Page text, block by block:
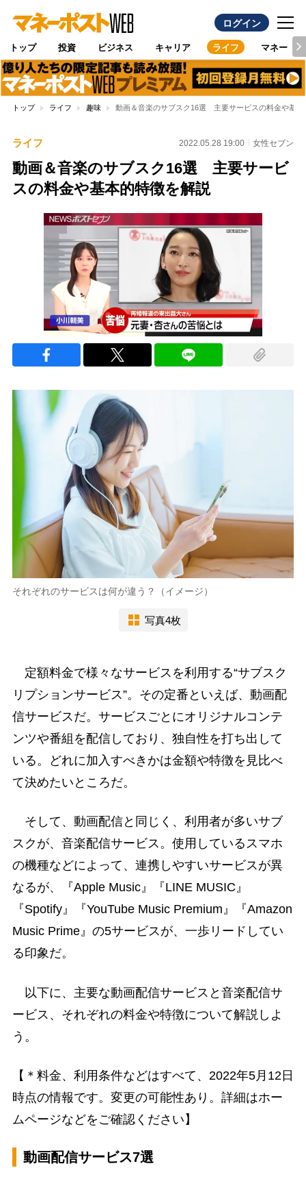
ログイン
トップ 投資 ビジネス キャリア ライフ マネー
トップ ライフ 趣味 動画＆音楽のサブスク16選 主要サービスの料金や基本
ライフ 2022.05.28 19:00 女性セブン
動画＆音楽のサブスク16選 主要サービ
スの料金や基本的特徴を解説
それぞれのサービスは何が違う？（イメージ）
写真4枚
定額料金で様々なサービスを利用する“サブスク
リプションサービス”。その定番といえば、動画配
信サービスだ。サービスごとにオリジナルコンテ
ンツや番組を配信しており、独自性を打ち出して
いる。どれに加入すべきかは金額や特徴を見比べ
て決めたいところだ。
そして、動画配信と同じく、利用者が多いサブ
スクが、音楽配信サービス。使用しているスマホ
の機種などによって、連携しやすいサービスが異
なるが、『Apple Music』『LINE MUSIC』
『Spotify』『YouTube Music Premium』『Amazon
Music Prime』の5サービスが、一歩リードしてい
る印象だ。
以下に、主要な動画配信サービスと音楽配信サ
ービス、それぞれの料金や特徴について解説しよ
う。
【＊料金、利用条件などはすべて、2022年5月12日
時点の情報です。変更の可能性あり。詳細はホー
ムページなどをご確認ください】
動画配信サービス7選